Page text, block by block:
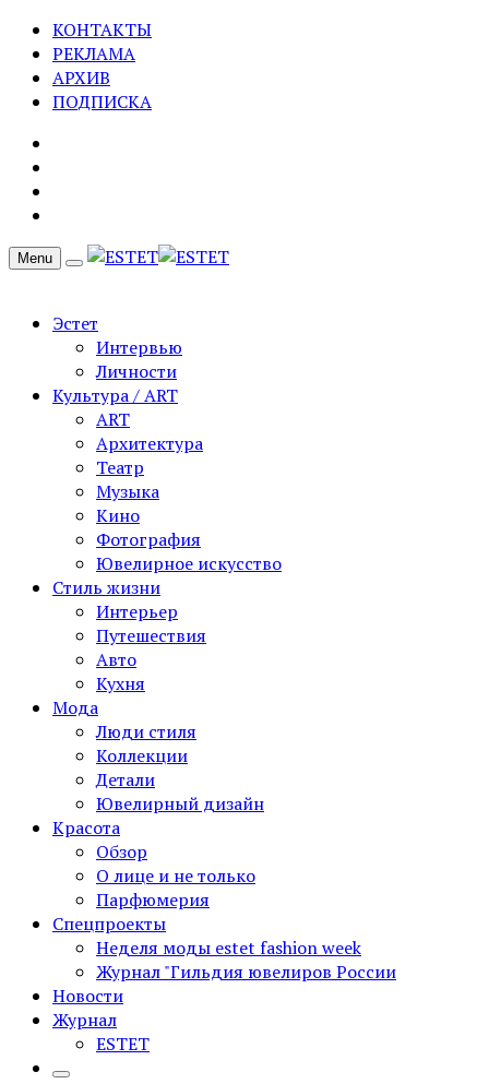
КОНТАКТЫ
РЕКЛАМА
АРХИВ
ПОДПИСКА
Menu
Эстет
Интервью
Личности
Культура / ART
ART
Архитектура
Театр
Музыка
Кино
Фотография
Ювелирное искусство
Стиль жизни
Интерьер
Путешествия
Авто
Кухня
Мода
Люди стиля
Коллекции
Детали
Ювелирный дизайн
Красота
Обзор
О лице и не только
Парфюмерия
Спецпроекты
Неделя моды estet fashion week
Журнал "Гильдия ювелиров России
Новости
Журнал
ESTET